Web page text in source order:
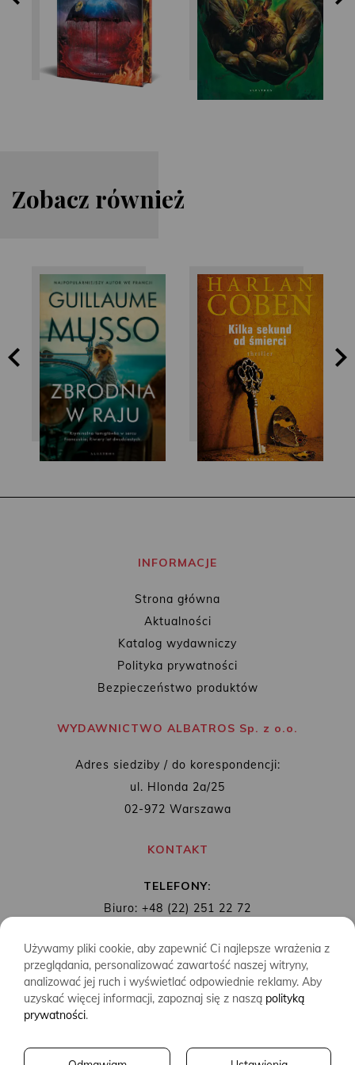
Zobacz również
Guillaume Musso Harlan Coben
INFORMACJE
Strona główna
Aktualności
Katalog wydawniczy
Polityka prywatności
Bezpieczeństwo produktów
WYDAWNICTWO ALBATROS Sp. z o.o.
Adres siedziby / do korespondencji:
ul. Hlonda 2a/25
02-972 Warszawa
KONTAKT
TELEFONY:
Biuro: +48 (22) 251 22 72
MAIL: biuro@wydawnictwoalbatros.com
Używamy pliki cookie, aby zapewnić Ci najlepsze wrażenia z
przeglądania, personalizować zawartość naszej witryny,
analizować jej ruch i wyświetlać odpowiednie reklamy. Aby
uzyskać więcej informacji, zapoznaj się z naszą polityką
prywatności.